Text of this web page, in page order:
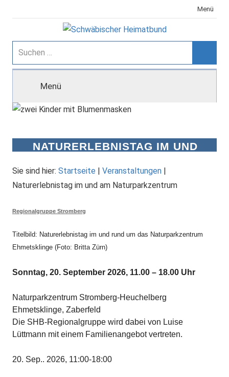
Inhalt
Menü
Schwäbischer
Heimatbund
Suchen
nach:
Menü
NATURERLEBNISTAG IM UND
Sie sind hier: Startseite | Veranstaltungen |
Naturerlebnistag im und am Naturparkzentrum
Regionalgruppe Stromberg
Titelbild: Naturerlebnistag im und rund um das Naturparkzentrum
Ehmetsklinge (Foto: Britta Zürn)
Sonntag, 20. September 2026, 11.00 – 18.00 Uhr
Naturparkzentrum Stromberg-Heuchelberg
Ehmetsklinge, Zaberfeld
Die SHB-Regionalgruppe wird dabei von Luise
Lüttmann mit einem Familienangebot vertreten.
20. Sep.. 2026, 11:00-18:00